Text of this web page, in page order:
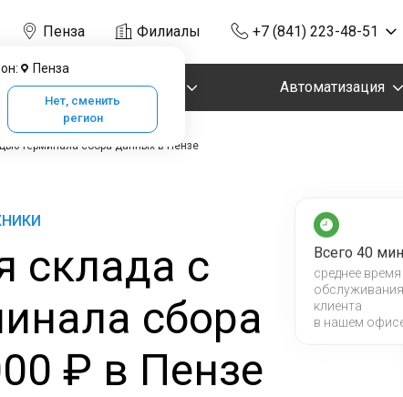
Пенза
Пенза
Нет, сменить
регион
Филиалы +7 (841) 223-48-51
Маркировка Автоматизация
терминала сбора данных в Пензе
склада с
сбора
₽ в Пензе
Всего 40
среднее время
обслуживания
клиента
в нашем